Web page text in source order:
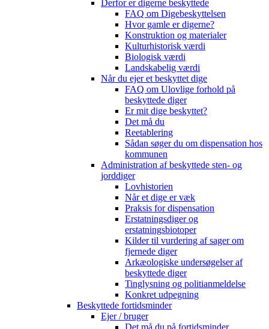
Derfor er digerne beskyttede
FAQ om Digebeskyttelsen
Hvor gamle er digerne?
Konstruktion og materialer
Kulturhistorisk værdi
Biologisk værdi
Landskabelig værdi
Når du ejer et beskyttet dige
FAQ om Ulovlige forhold på
beskyttede diger
Er mit dige beskyttet?
Det må du
Reetablering
Sådan søger du om dispensation hos
kommunen
Administration af beskyttede sten- og
jorddiger
Lovhistorien
Når et dige er væk
Praksis for dispensation
Erstatningsdiger og
erstatningsbiotoper
Kilder til vurdering af sager om
fjernede diger
Arkæologiske undersøgelser af
beskyttede diger
Tinglysning og politianmeldelse
Konkret udpegning
Beskyttede fortidsminder
Ejer / bruger
Det må du på fortidsminder